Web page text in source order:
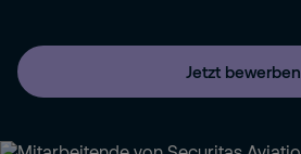
Jetzt bewerben